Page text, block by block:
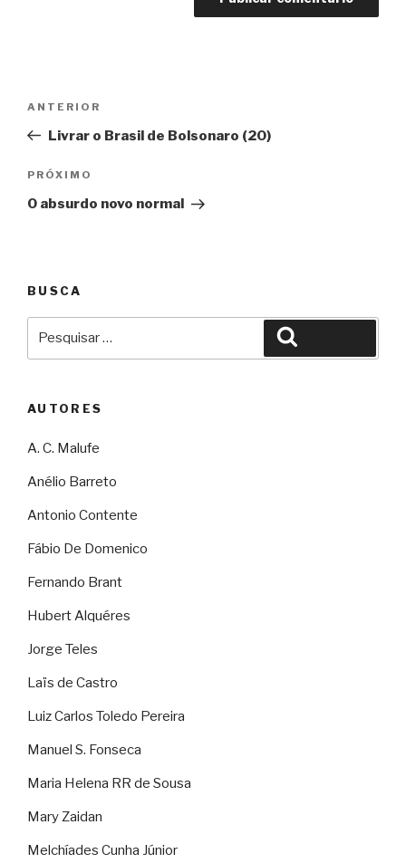
Post
Anterior
ANTERIOR
Livrar o Brasil de Bolsonaro (20)
Próximo
PRÓXIMO
O absurdo novo normal
BUSCA
AUTORES
A. C. Malufe
Anélio Barreto
Antonio Contente
Fábio De Domenico
Fernando Brant
Hubert Alquéres
Jorge Teles
Laïs de Castro
Luiz Carlos Toledo Pereira
Manuel S. Fonseca
Maria Helena RR de Sousa
Mary Zaidan
Melchíades Cunha Júnior